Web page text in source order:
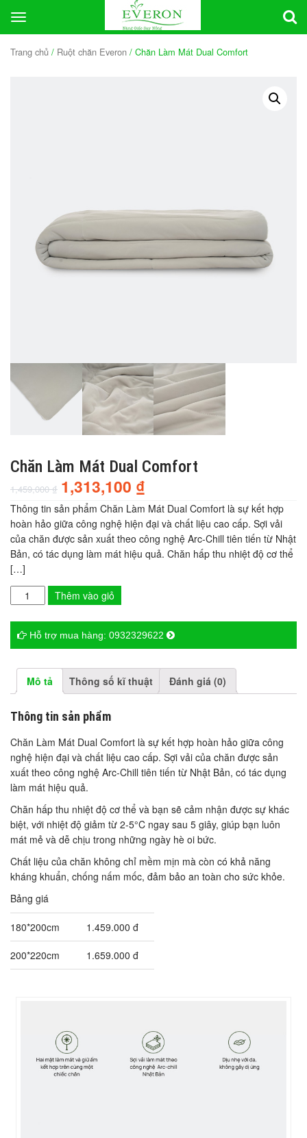
Toggle
navigation
Trang chủ / Ruột chăn Everon / Chăn Làm Mát Dual Comfort
Chăn Làm Mát Dual Comfort
1,459,000₫ 1,313,100 ₫
Thông tin sản phẩm Chăn Làm Mát Dual Comfort là sự kết hợp
hoàn hảo giữa công nghệ hiện đại và chất liệu cao cấp. Sợi vải
của chăn được sản xuất theo công nghệ Arc-Chill tiên tiến từ Nhật
Bản, có tác dụng làm mát hiệu quả. Chăn hấp thu nhiệt độ cơ thể
[…]
Thêm vào giỏ
Hỗ trợ mua hàng: 0932329622
Mô tả Thông số kĩ thuật Đánh giá (0)
Thông tin sản phẩm
Chăn Làm Mát Dual Comfort là sự kết hợp hoàn hảo giữa công
nghệ hiện đại và chất liệu cao cấp. Sợi vải của chăn được sản
xuất theo công nghệ Arc-Chill tiên tiến từ Nhật Bản, có tác dụng
làm mát hiệu quả.
Chăn hấp thu nhiệt độ cơ thể và bạn sẽ cảm nhận được sự khác
biệt, với nhiệt độ giảm từ 2-5°C ngay sau 5 giây, giúp bạn luôn
mát mẻ và dễ chịu trong những ngày hè oi bức.
Chất liệu của chăn không chỉ mềm mịn mà còn có khả năng
kháng khuẩn, chống nấm mốc, đảm bảo an toàn cho sức khỏe.
Bảng giá
180*200cm 1.459.000 đ
200*220cm 1.659.000 đ